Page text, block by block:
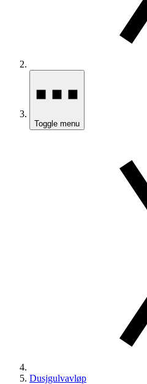
Toggle menu
Dusjgulvavløp